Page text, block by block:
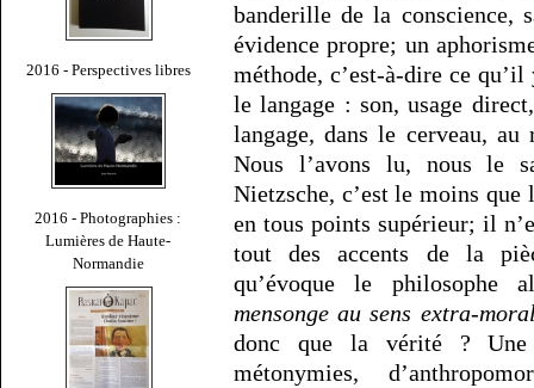
2016 - Perspectives libres
2016 - Photographies :
Lumières de Haute-
Normandie
banderille de la conscience,
évidence propre; un
méthode, c’est-à-dire ce
le langage : son, usage
langage, dans le cerveau,
Nous l’avons lu, nous le
Nietzsche, c’est le moins
en tous points supérieur; il
tout des accents de la
qu’évoque le philosophe
mensonge au sens extra-
donc que la vérité ? Une
métonymies,